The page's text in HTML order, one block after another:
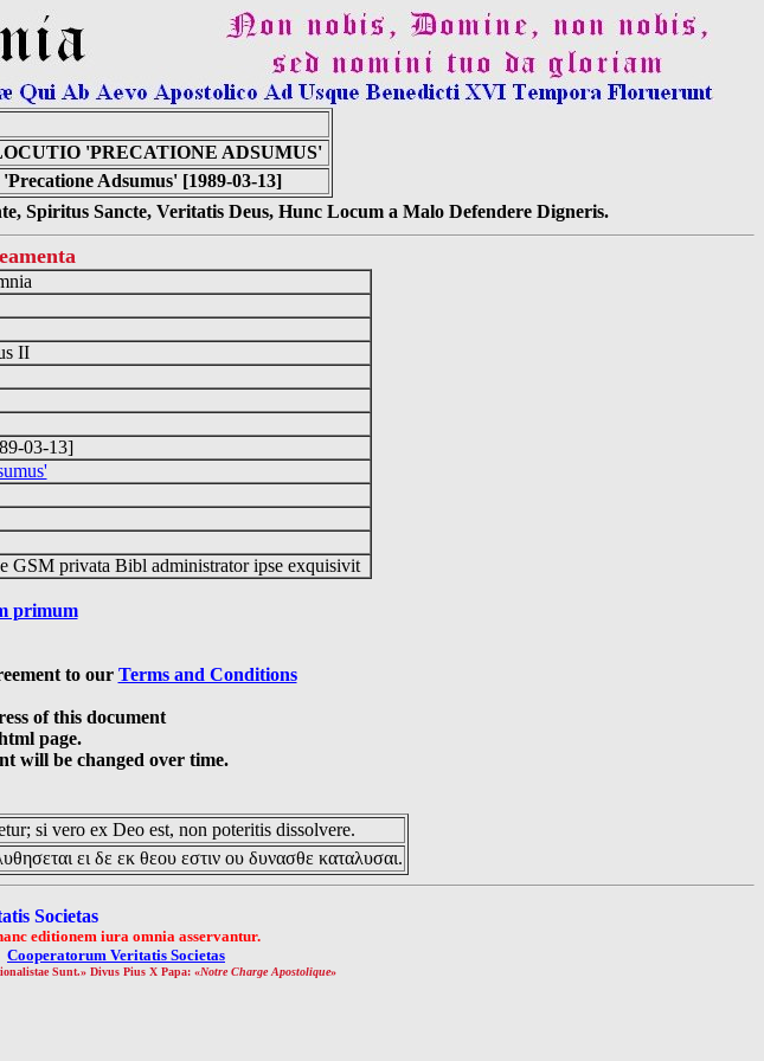
'PRECATIONE ADSUMUS'
Adsumus' [1989-03-13]
Spiritus Sancte, Veritatis Deus, Hunc Locum a Malo Defendere Digneris.
II
03-13]
GSM privata Bibl administrator ipse exquisivit
primum
to our Terms and Conditions
of this document
page.
will be changed over time.
si vero ex Deo est, non poteritis dissolvere.
ει δε εκ θεου εστιν ου δυνασθε καταλυσαι.
Societas
editionem iura omnia asservantur.
Cooperatorum Veritatis Societas
Sunt.» Divus Pius X Papa: «Notre Charge Apostolique»